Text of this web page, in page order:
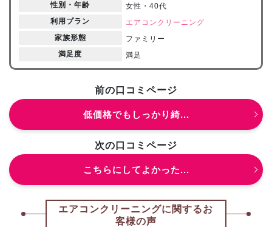
性別・年齢
女性・40代
利用プラン
エアコンクリーニング
家族形態
ファミリー
満足度
満足
前の口コミページ
低価格でもしっかり綺...
次の口コミページ
こちらにしてよかった...
エアコンクリーニングに関するお
客様の声